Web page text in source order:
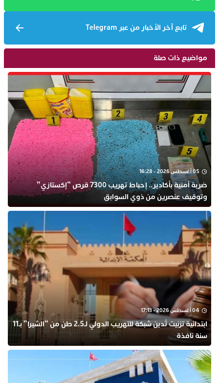
تابع آخر الأخبار من عبر Telegram
مواضيع ذات صلة
05 أغسطس 2026 - 16:28
ضربة أمنية بأكادير.. إحباط تهريب 7300 قرص “إكستازي”
وتوقيف عنصرين من ذوي السوابق
04 أغسطس 2026 - 17:13
ابتدائية تزنيت تُدين شبكة للتهريب الدولي لـ2.5 طن من “الشيرا” بـ11
سنة نافذة